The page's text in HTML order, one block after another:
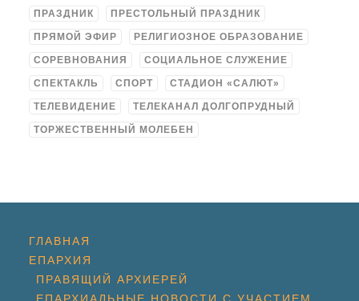
ПРАЗДНИК ПРЕСТОЛЬНЫЙ ПРАЗДНИК
ПРЯМОЙ ЭФИР РЕЛИГИОЗНОЕ ОБРАЗОВАНИЕ
СОРЕВНОВАНИЯ СОЦИАЛЬНОЕ СЛУЖЕНИЕ
СПЕКТАКЛЬ СПОРТ СТАДИОН «САЛЮТ»
ТЕЛЕВИДЕНИЕ ТЕЛЕКАНАЛ ДОЛГОПРУДНЫЙ
ТОРЖЕСТВЕННЫЙ МОЛЕБЕН
ГЛАВНАЯ
ЕПАРХИЯ
ПРАВЯЩИЙ АРХИЕРЕЙ